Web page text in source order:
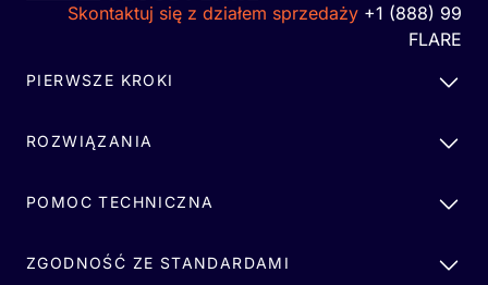
Skontaktuj się z działem sprzedaży +1 (888) 99
FLARE
PIERWSZE KROKI
ROZWIĄZANIA
POMOC TECHNICZNA
ZGODNOŚĆ ZE STANDARDAMI